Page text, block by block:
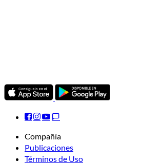
Compañía
Publicaciones
Términos de Uso